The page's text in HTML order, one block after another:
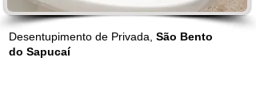
Desentupimento de Privada, São Bento
do Sapucaí